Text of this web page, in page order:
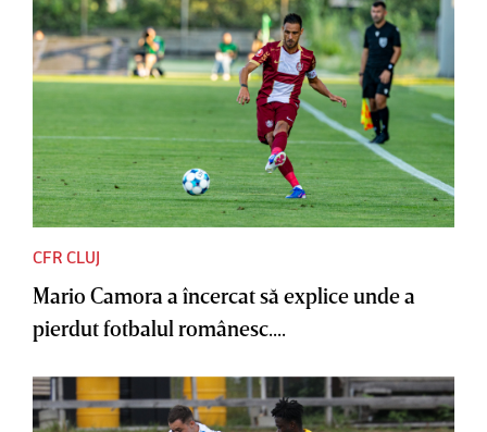
CFR CLUJ
Mario Camora a încercat să explice unde a
pierdut fotbalul românesc....